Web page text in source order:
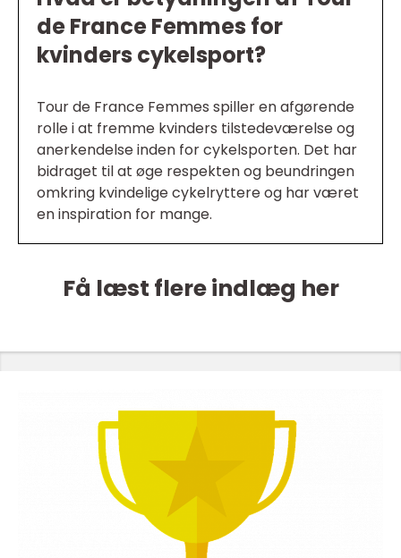
de France Femmes for
kvinders cykelsport?
Tour de France Femmes spiller en afgørende
rolle i at fremme kvinders tilstedeværelse og
anerkendelse inden for cykelsporten. Det har
bidraget til at øge respekten og beundringen
omkring kvindelige cykelryttere og har været
en inspiration for mange.
Få læst flere indlæg her